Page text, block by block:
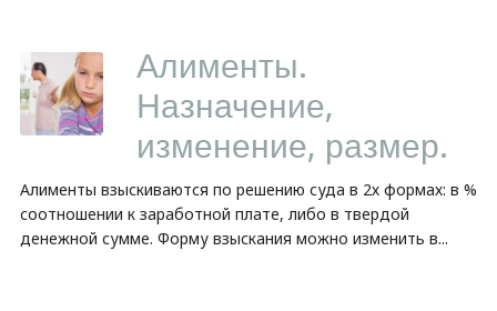
Алименты.
Назначение,
изменение, размер.
Алименты взыскиваются по решению суда в 2х формах: в %
соотношении к заработной плате, либо в твердой
денежной сумме. Форму взыскания можно изменить в...